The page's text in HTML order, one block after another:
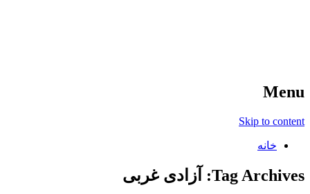
Menu
Skip to content
خانه
Tag Archives: آزادی غربی